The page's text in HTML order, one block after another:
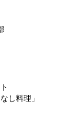
し料理」